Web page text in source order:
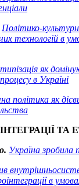
Політико-
технологій в
як
в Україні
політика як
ТА
Україна зробила
в